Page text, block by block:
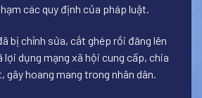
các quy định của pháp luật.
bị chỉnh sửa, cắt ghép rồi đăng lên
dụng mạng xã hội cung cấp, chia
gây hoang mang trong nhân dân.